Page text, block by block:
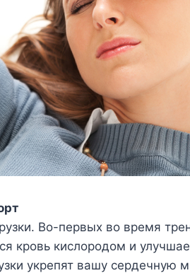
Во-первых во время
кровь кислородом и
укрепят вашу сердечную